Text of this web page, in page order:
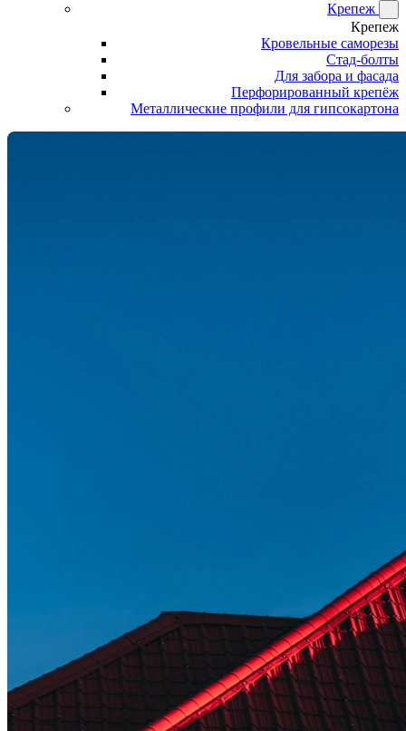
Крепеж
Крепеж
Кровельные саморезы
Стад-болты
Для забора и фасада
Перфорированный крепёж
Металлические профили для гипсокартона